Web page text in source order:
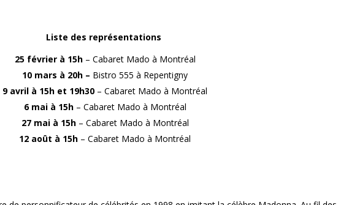
Liste des représentations
25 février à 15h – Cabaret Mado à Montréal
10 mars à 20h – Bistro 555 à Repentigny
9 avril à 15h et 19h30 – Cabaret Mado à Montréal
6 mai à 15h– Cabaret Mado à Montréal
27 mai à 15h – Cabaret Mado à Montréal
12 août à 15h – Cabaret Mado à Montréal